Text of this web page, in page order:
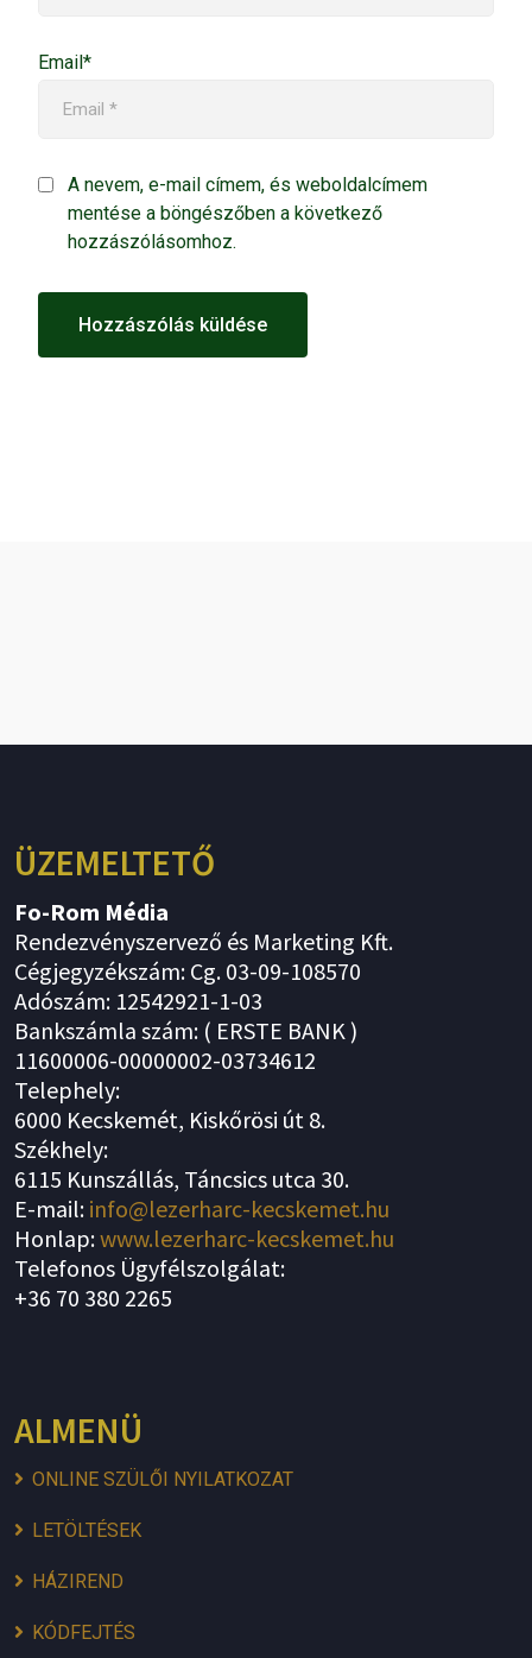
Email*
A nevem, e-mail címem, és weboldalcímem
mentése a böngészőben a következő
hozzászólásomhoz.
ÜZEMELTETŐ
Fo-Rom Média
Rendezvényszervező és Marketing Kft.
Cégjegyzékszám: Cg. 03-09-108570
Adószám: 12542921-1-03
Bankszámla szám: ( ERSTE BANK )
11600006-00000002-03734612
Telephely:
6000 Kecskemét, Kiskőrösi út 8.
Székhely:
6115 Kunszállás, Táncsics utca 30.
E-mail: info@lezerharc-kecskemet.hu
Honlap:www.lezerharc-kecskemet.hu
Telefonos Ügyfélszolgálat:
+36 70 380 2265
ALMENÜ
ONLINE SZÜLŐI NYILATKOZAT
LETÖLTÉSEK
HÁZIREND
KÓDFEJTÉS